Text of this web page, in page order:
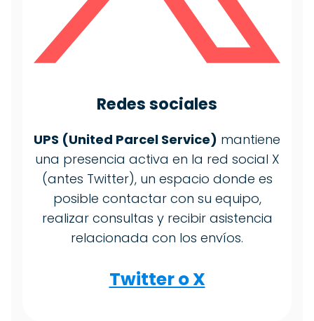
Redes sociales
UPS (United Parcel Service) mantiene
una presencia activa en la red social X
(antes Twitter), un espacio donde es
posible contactar con su equipo,
realizar consultas y recibir asistencia
relacionada con los envíos.
Twitter o X